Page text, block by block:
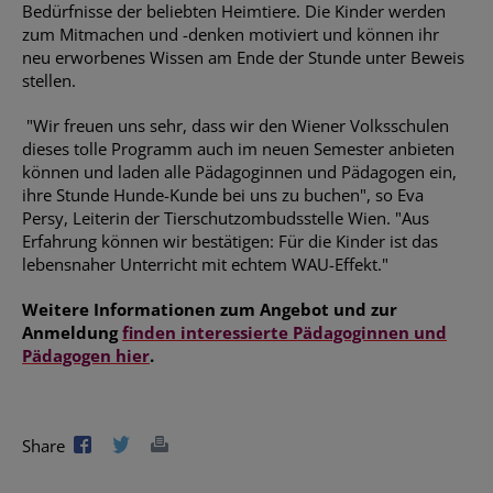
Bedürfnisse der beliebten Heimtiere. Die Kinder werden
zum Mitmachen und -denken motiviert und können ihr
neu erworbenes Wissen am Ende der Stunde unter Beweis
stellen.
"Wir freuen uns sehr, dass wir den Wiener Volksschulen
dieses tolle Programm auch im neuen Semester anbieten
können und laden alle Pädagoginnen und Pädagogen ein,
ihre Stunde Hunde-Kunde bei uns zu buchen", so Eva
Persy, Leiterin der Tierschutzombudsstelle Wien. "Aus
Erfahrung können wir bestätigen: Für die Kinder ist das
lebensnaher Unterricht mit echtem WAU-Effekt."
Weitere Informationen zum Angebot und zur
Anmeldungfinden interessierte Pädagoginnen und
Pädagogen hier.
Share